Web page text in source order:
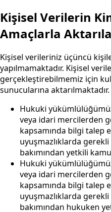
Kişisel Verilerin
Amaçlarla
Kişisel verileriniz üçüncü
yapılmamaktadır. Kişisel
gerçekleştirebilmemiz için
sunucularına
Hukuki
veya idari mercilerden
kapsamında bilgi talep
uyuşmazlıklarda gerekli
bakımından yetkili
Hukuki
veya idari mercilerden
kapsamında bilgi talep
uyuşmazlıklarda gerekli
bakımından hukuken